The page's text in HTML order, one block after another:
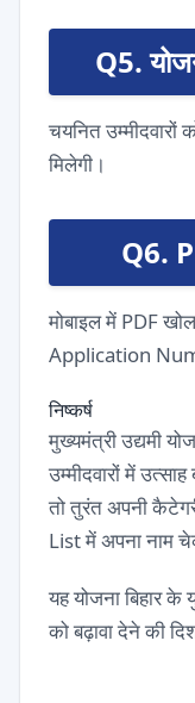
Q5.
चयनित
मिलेगी।
Q6.
मोबाइल में PDF
Application
निष्कर्ष
मुख्यमंत्री उद्यमी
उम्मीदवारों में
तो तुरंत अपनी
List में अपना नाम
यह योजना बिहार के
को बढ़ावा देने की